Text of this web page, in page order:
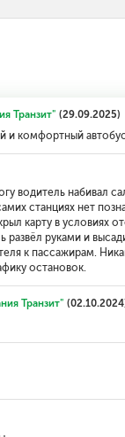
Транзит" (29.09.2025)
и комфортный
водитель набивал
станциях нет
карту в условиях
развёл руками и
к пассажирам.
остановок.
Транзит"